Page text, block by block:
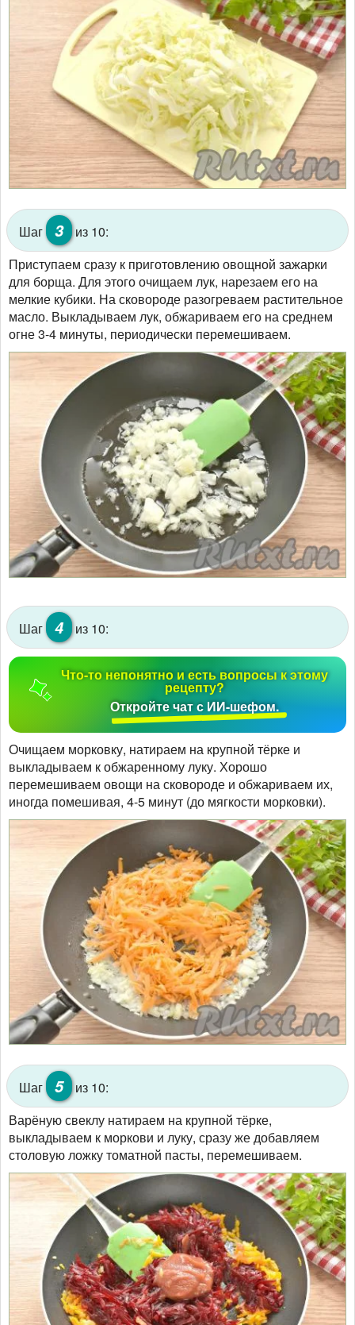
Шаг 3
из 10:
Приступаем сразу к приготовлению овощной зажарки
для борща. Для этого очищаем лук, нарезаем его на
мелкие кубики. На сковороде разогреваем растительное
масло. Выкладываем лук, обжариваем его на среднем
огне 3-4 минуты, периодически перемешиваем.
Шаг 4 из 10:
Что-то непонятно и есть вопросы к этому
рецепту?
Откройте чат с ИИ-шефом.
Очищаем морковку, натираем на крупной тёрке и
выкладываем к обжаренному луку. Хорошо
перемешиваем овощи на сковороде и обжариваем их,
иногда помешивая, 4-5 минут (до мягкости морковки).
Шаг 5
из 10:
Варёную свеклу натираем на крупной тёрке,
выкладываем к моркови и луку, сразу же добавляем
столовую ложку томатной пасты, перемешиваем.